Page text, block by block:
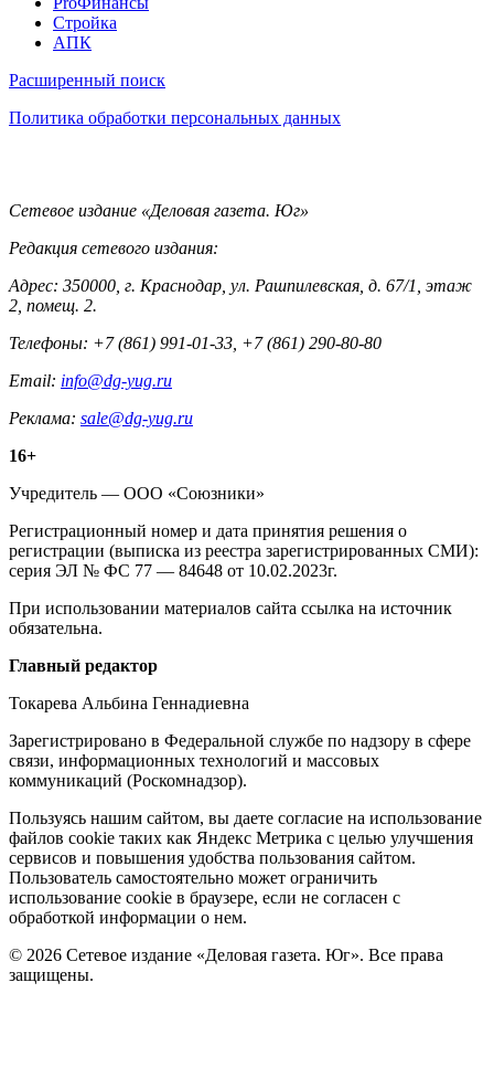
Pro
Стройка
АПК
Информация
Расширенный поиск
Политика обработки персональных данных
Контакты
Сетевое издание «Деловая газета. Юг»
Редакция сетевого издания:
Адрес: 350000, г. Краснодар, ул. Рашпилевская, д. 67/1, этаж
2, помещ. 2.
Телефоны: +7 (861) 991-01-33, +7 (861) 290-80-80
Email: info@dg-yug.ru
Реклама: sale@dg-yug.ru
Информация
о
издании
16+
Учредитель — ООО «Союзники»
Регистрационный номер и дата принятия решения о
регистрации (выписка из реестра зарегистрированных СМИ):
серия ЭЛ № ФС 77 — 84648 от 10.02.2023г.
При использовании материалов сайта ссылка на источник
обязательна.
Редакция
Главный редактор
Токарева Альбина Геннадиевна
Зарегистрировано в Федеральной службе по надзору в сфере
связи, информационных технологий и массовых
коммуникаций (Роскомнадзор).
Политика
cookie
Пользуясь нашим сайтом, вы даете согласие на использование
файлов cookie таких как Яндекс Метрика с целью улучшения
сервисов и повышения удобства пользования сайтом.
Пользователь самостоятельно может ограничить
использование cookie в браузере, если не согласен с
обработкой информации о нем.
© 2026 Сетевое издание «Деловая газета. Юг». Все права
защищены.